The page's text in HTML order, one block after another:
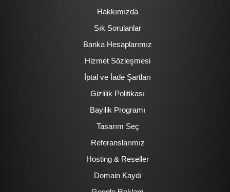
Hakkımızda
Sık Sorulanlar
Banka Hesaplarımız
Hizmet Sözleşmesi
İptal ve İade Şartları
Gizlilik Politikası
Bayilik Programı
Tasarım Seç
Referanslarımız
Hosting & Reseller
Domain Kaydı